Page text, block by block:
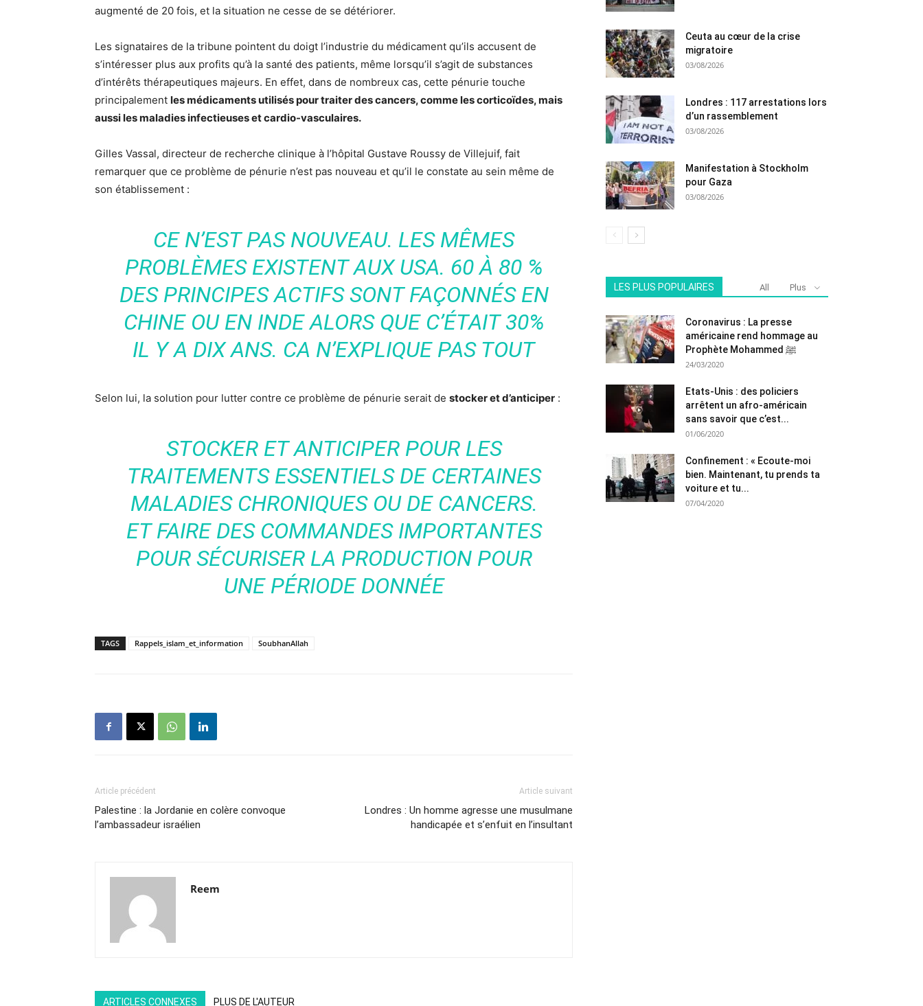
augmenté de 20 fois, et la situation ne cesse de se détériorer.
Les signataires de la tribune pointent du doigt l’industrie du médicament qu’ils accusent de
s’intéresser plus aux profits qu’à la santé des patients, même lorsqu’il s’agit de substances
d’intérêts thérapeutiques majeurs. En effet, dans de nombreux cas, cette pénurie touche
principalement les médicaments utilisés pour traiter des cancers, comme les corticoïdes, mais
aussi les maladies infectieuses et cardio-vasculaires.
Gilles Vassal, directeur de recherche clinique à l’hôpital Gustave Roussy de Villejuif, fait
remarquer que ce problème de pénurie n’est pas nouveau et qu’il le constate au sein même de
son établissement :
CE N’EST PAS NOUVEAU. LES MÊMES
PROBLÈMES EXISTENT AUX USA. 60 À 80 %
DES PRINCIPES ACTIFS SONT FAÇONNÉS EN
CHINE OU EN INDE ALORS QUE C’ÉTAIT 30%
IL Y A DIX ANS. CA N’EXPLIQUE PAS TOUT
Selon lui, la solution pour lutter contre ce problème de pénurie serait de stocker et d’anticiper :
STOCKER ET ANTICIPER POUR LES
TRAITEMENTS ESSENTIELS DE CERTAINES
MALADIES CHRONIQUES OU DE CANCERS.
ET FAIRE DES COMMANDES IMPORTANTES
POUR SÉCURISER LA PRODUCTION POUR
UNE PÉRIODE DONNÉE
TAGS Rappels_islam_et_information SoubhanAllah
Article précédent
Palestine : la Jordanie en colère convoque
l’ambassadeur israélien
Article suivant
Londres : Un homme agresse une musulmane
handicapée et s’enfuit en l’insultant
Reem
ARTICLES CONNEXES PLUS DE L'AUTEUR
Ceuta au cœur de la crise
migratoire
03/08/2026
Londres : 117 arrestations lors
d’un rassemblement
03/08/2026
Manifestation à Stockholm
pour Gaza
03/08/2026
LES PLUS POPULAIRES All Plus
Coronavirus : La presse
américaine rend hommage au
Prophète Mohammed ﷺ
24/03/2020
Etats-Unis : des policiers
arrêtent un afro-américain
sans savoir que c’est...
01/06/2020
Confinement : « Ecoute-moi
bien. Maintenant, tu prends ta
voiture et tu...
07/04/2020